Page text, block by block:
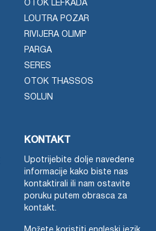
OTOK LEFKADA
LOUTRA POZAR
RIVIJERA OLIMP
PARGA
SERES
OTOK THASSOS
SOLUN
KONTAKT
Upotrijebite dolje navedene
informacije kako biste nas
kontaktirali ili nam ostavite
poruku putem obrasca za
kontakt.